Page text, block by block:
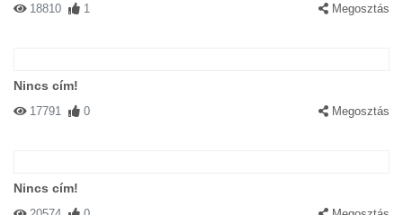
18810 1 Megosztás
Nincs cím!
17791 0 Megosztás
Nincs cím!